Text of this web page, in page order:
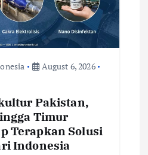
August 6, 2026
Pakistan,
Timur
Terapkan Solusi
Indonesia